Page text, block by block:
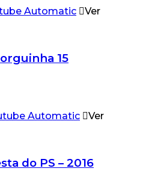
Ver
15
Ver
do PS – 2016